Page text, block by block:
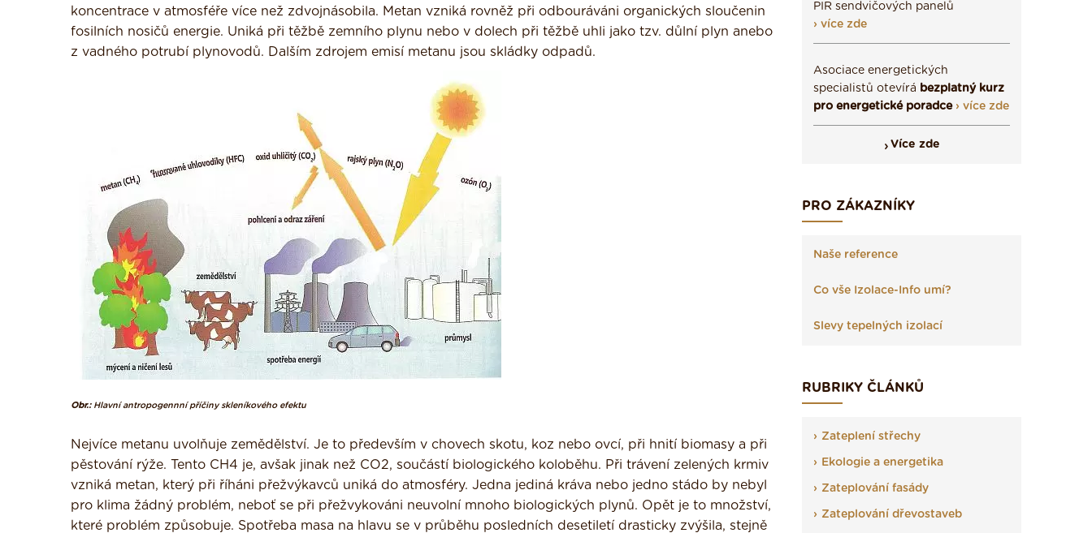
koncentrace v atmosféře více než zdvojnásobila. Metan vzniká rovněž při odbouráváni organických sloučenin
fosilních nosičů energie. Uniká při těžbě zemního plynu nebo v dolech při těžbě uhli jako tzv. důlní plyn anebo
z vadného potrubí plynovodů. Dalším zdrojem emisí metanu jsou skládky odpadů.
Obr.:Hlavní antropogennní příčiny skleníkového efektu
Nejvíce metanu uvolňuje zemědělství. Je to především v chovech skotu, koz nebo ovcí, při hnití biomasy a při
pěstování rýže. Tento CH4 je, avšak jinak než CO2, součástí biologického koloběhu. Při trávení zelených krmiv
vzniká metan, který při říháni přežvýkavců uniká do atmosféry. Jedna jediná kráva nebo jedno stádo by nebyl
pro klima žádný problém, neboť se při přežvykováni neuvolní mnoho biologických plynů. Opět je to množství,
které problém způsobuje. Spotřeba masa na hlavu se v průběhu posledních desetiletí drasticky zvýšila, stejně
PIR sendvičových panelů
› více zde
Asociace energetických
specialistů otevírá bezplatný kurz
pro energetické poradce › více zde
Více zde
PRO ZÁKAZNÍKY
Naše reference
Co vše Izolace-Info umí?
Slevy tepelných izolací
RUBRIKY ČLÁNKŮ
Zateplení střechy
Ekologie a energetika
Zateplování fasády
Zateplování dřevostaveb